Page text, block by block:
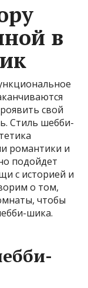
в
свой
Стиль шебби-
романтики и
подойдет
с историей и
о том,
чтобы
шика.